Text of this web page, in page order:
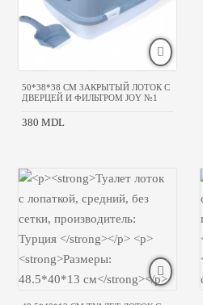
50*38*38 CM ЗАКРЫТЫЙ ЛОТОК С
ДВЕРЦЕЙ И ФИЛЬТРОМ JOY №1
380 MDL